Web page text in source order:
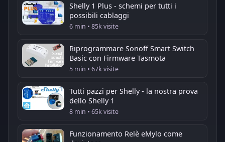
Shelly 1 Plus - schemi per tutti i
possibili cablaggi
6 min • 85k visite
Riprogrammare Sonoff Smart Switch
Basic con Firmware Tasmota
5 min • 67k visite
Tutti pazzi per Shelly - la nostra prova
dello Shelly 1
8 min • 65k visite
Funzionamento Relè eMylo come